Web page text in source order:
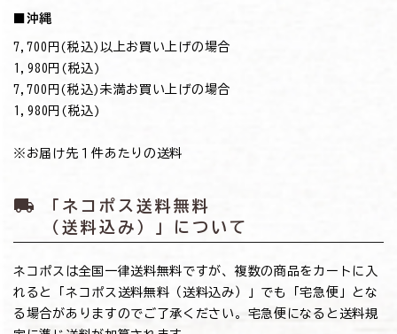
■沖縄
7,700円(税込)以上お買い上げの場合
→1,980円(税込)
7,700円(税込)未満お買い上げの場合
→1,980円(税込)
※お届け先１件あたりの送料
local_shipping
「ネコポス送料無料
（送料込み）」について
ネコポスは全国一律送料無料ですが、複数の商品をカートに入
れると「ネコポス送料無料（送料込み）」でも「宅急便」とな
る場合がありますのでご了承ください。宅急便になると送料規